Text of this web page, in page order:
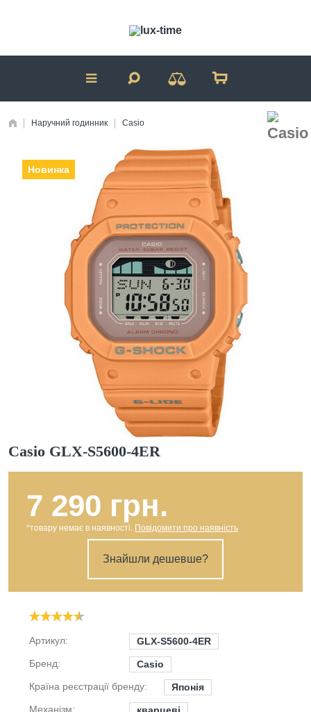
Наручний годинник Casio
Новинка
Casio GLX-S5600-4ER
7 290 грн.
*товару немає в наявності. Повідомити про наявність
Знайшли дешевше?
Артикул:
GLX-S5600-4ER
Бренд:
Casio
Країна реєстрації бренду:
Японія
Механізм: